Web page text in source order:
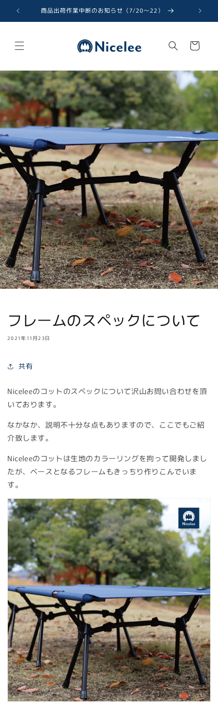
ンツに
進む
商品出荷作業中断のお知らせ（7/20〜22）
ー
フレームのスペックについて
2021年11月23日
共有
Niceleeのコットのスペックについて沢山お問い合わせを頂
いております。
なかなか、説明不十分な点もありますので、ここでもご紹
介致します。
Niceleeのコットは生地のカラーリングを拘って開発しまし
たが、ベースとなるフレームもきっちり作りこんでいま
す。